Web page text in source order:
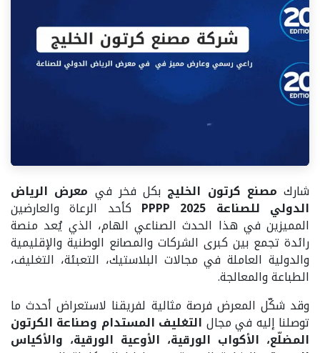
شارك مصنع كرتون الخليج بكل فخر في معرض الرياض
الدولي للصناعة PPPP 2025 كأحد الرعاة والعارضين
المميزين في هذا الحدث الصناعي الهام، الذي يُعد منصة
رائدة تجمع بين كبرى الشركات والمصانع الوطنية والإقليمية
والدولية العاملة في مجالات البلاستيك، التعبئة، التغليف،
الطباعة والمعالجة.
وقد شكّل المعرض فرصة مثالية لفريقنا لاستعراض أحدث ما
توصلنا إليه في مجال التغليف المستدام وصناعة الكرتون
المضلّع، الأكواب الورقية، الأوعية الورقية، والأكياس